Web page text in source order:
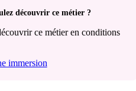
découvrir ce métier ?
ce métier en conditions
immersion